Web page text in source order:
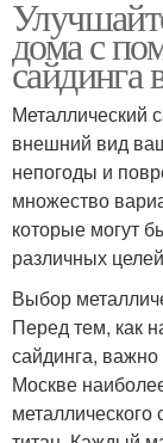
дома с
сайдинга
Металлический
внешний вид
непогоды и
множество
которые могут
различных
Выбор
Перед тем, как
сайдинга,
Москве